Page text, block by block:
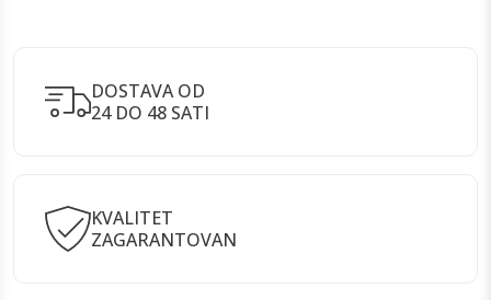
DOSTAVA OD
24 DO 48 SATI
KVALITET
ZAGARANTOVAN